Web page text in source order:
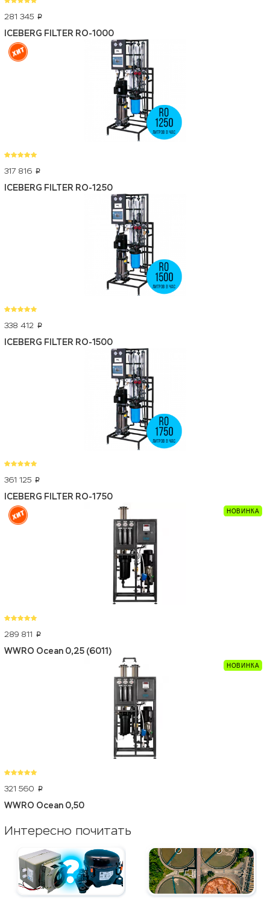
281 345 p
ICEBERG FILTER RO-1000
317 816 p
ICEBERG FILTER RO-1250
338 412 p
ICEBERG FILTER RO-1500
361 125 p
ICEBERG FILTER RO-1750
289 811 p
WWRO Ocean 0,25 (6011)
321 560 p
WWRO Ocean 0,50
Интересно почитать